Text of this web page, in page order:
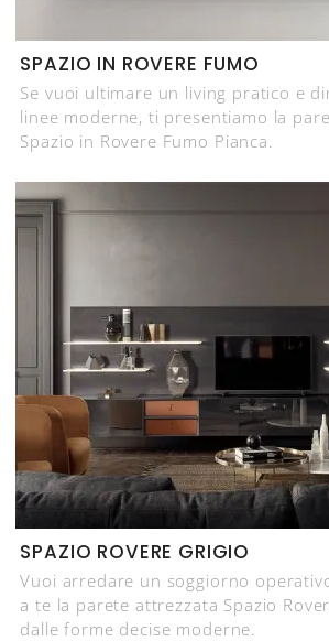
SPAZIO IN ROVERE FUMO
Se vuoi ultimare un living pratico e
linee moderne, ti presentiamo la
Spazio in Rovere Fumo Pianca.
SPAZIO ROVERE GRIGIO
Vuoi arredare un soggiorno
a te la parete attrezzata Spazio
dalle forme decise moderne.